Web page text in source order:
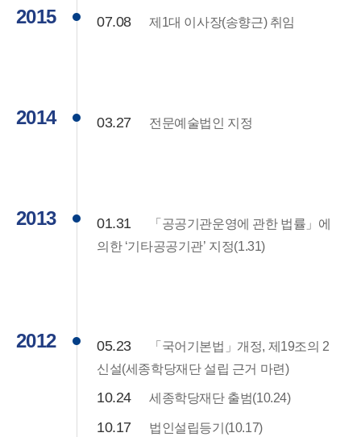
2015 07.08 제1대 이사장(송향근) 취임
2014 03.27 전문예술법인 지정
2013 01.31
「공공기관운영에 관한 법률」에
의한 ‘기타공공기관’ 지정(1.31)
2012 05.23
「국어기본법」개정, 제19조의 2
신설(세종학당재단 설립 근거 마련)
10.24 세종학당재단 출범(10.24)
10.17 법인설립등기(10.17)